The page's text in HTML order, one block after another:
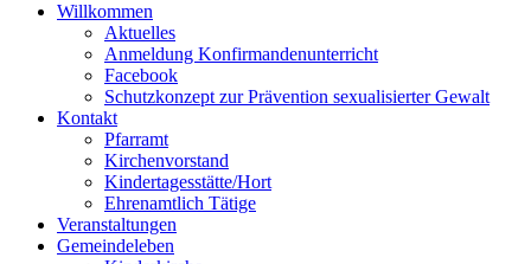
Willkommen
Aktuelles
Anmeldung Konfirmandenunterricht
Facebook
Schutzkonzept zur Prävention sexualisierter Gewalt
Kontakt
Pfarramt
Kirchenvorstand
Kindertagesstätte/Hort
Ehrenamtlich Tätige
Veranstaltungen
Gemeindeleben